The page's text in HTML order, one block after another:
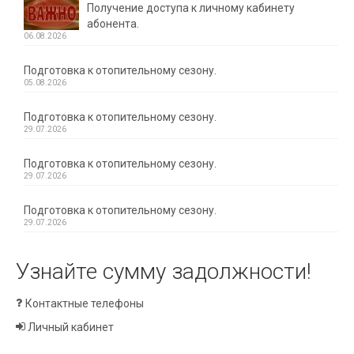
Получение доступа к личному кабинету
абонента.
06.08.2026
Подготовка к отопительному сезону.
05.08.2026
Подготовка к отопительному сезону.
29.07.2026
Подготовка к отопительному сезону.
29.07.2026
Подготовка к отопительному сезону.
29.07.2026
Узнайте сумму задолжности!
Контактные телефоны
Личный кабинет